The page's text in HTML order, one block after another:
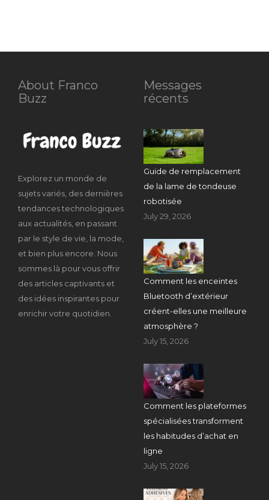
About Franco
Buzz
Explorez un monde de
sujets variés, des dernières
tendances technologiques
aux actualités, en passant
par le style de vie, la mode,
et bien plus encore. Nous
sommes là pour vous offrir
des articles captivants et
des idées inspirantes pour
enrichir votre quotidien.
Messages
récents
Guide de remplacement
de la lame de tondeuse
robotisée
July 29, 2026
Comment les enceintes
Bluetooth d’extérieur
créent-elles une meilleure
atmosphère ?
July 15, 2026
Comment les plateformes
spécialisées transforment
les habitudes d’achat en
ligne
July 15, 2026